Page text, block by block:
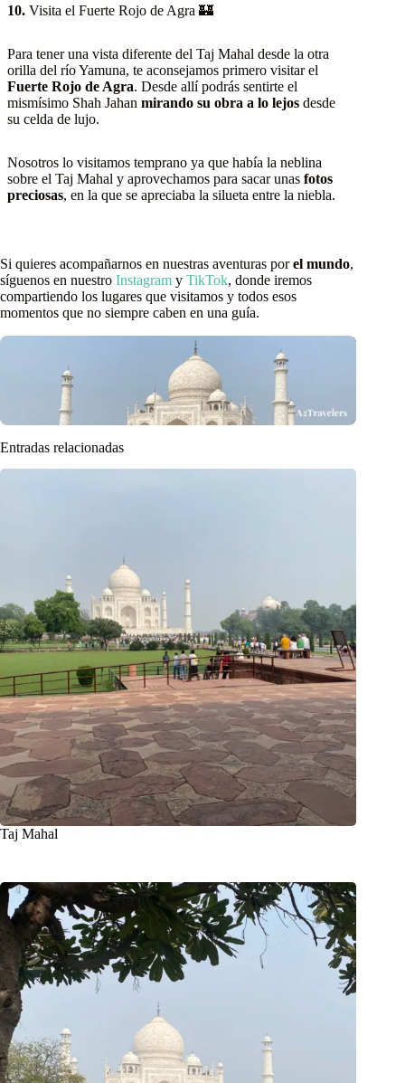
10. Visita el Fuerte Rojo de Agra 🏰
Para tener una vista diferente del Taj Mahal desde la otra
orilla del río Yamuna, te aconsejamos primero visitar el
Fuerte Rojo de Agra. Desde allí podrás sentirte el
mismísimo Shah Jahan mirando su obra a lo lejos desde
su celda de lujo.
Nosotros lo visitamos temprano ya que había la neblina
sobre el Taj Mahal y aprovechamos para sacar unas fotos
preciosas, en la que se apreciaba la silueta entre la niebla.
Si quieres acompañarnos en nuestras aventuras porel mundo,
síguenos en nuestro Instagram y TikTok, donde iremos
compartiendo los lugares que visitamos y todos esos
momentos que no siempre caben en una guía.
Entradas relacionadas
Taj Mahal